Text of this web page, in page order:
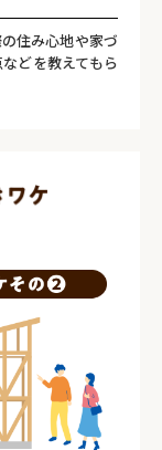
住み心地や家づ
どを教えてもら